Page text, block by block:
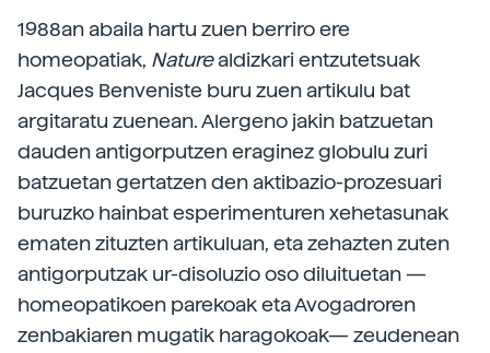
1988an abaila hartu zuen berriro ere
homeopatiak, Naturealdizkari entzutetsuak
Jacques Benveniste buru zuen artikulu bat
argitaratu zuenean. Alergeno jakin batzuetan
dauden antigorputzen eraginez globulu zuri
batzuetan gertatzen den aktibazio-prozesuari
buruzko hainbat esperimenturen xehetasunak
ematen zituzten artikuluan, eta zehazten zuten
antigorputzak ur-disoluzio oso diluituetan —
homeopatikoen parekoak eta Avogadroren
zenbakiaren mugatik haragokoak— zeudenean